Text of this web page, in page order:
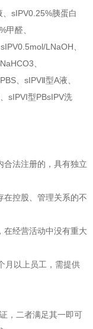
sIPV0.25%胰蛋白
甲醛、
LNaOH、
、
、sIPVⅡ型A液、
sIPVI型PBsIPV洗
合法注册的，具有独立
在控股、管理关系的不
在经营活动中没有重大
月以上员工，需提供
，二者满足其一即可